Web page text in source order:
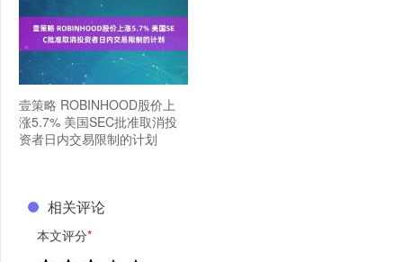
壹策略 ROBINHOOD股价上
涨5.7% 美国SEC批准取消投
资者日内交易限制的计划
相关评论
本文评分*